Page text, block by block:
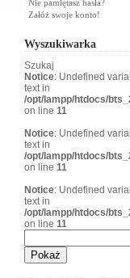
Nie pamiętasz hasła?
Załóż swoje konto!
Wyszukiwarka
Szukaj
Notice: Undefined
text in
/opt/lampp/htdocs/
on line 11
Notice: Undefined
text in
/opt/lampp/htdocs/
on line 11
Notice: Undefined
text in
/opt/lampp/htdocs/
on line 11